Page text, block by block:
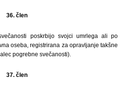
36. člen
poskrbijo svojci umrlega ali po
oseba, registrirana za opravljanje takšne
pogrebne svečanosti).
37. člen